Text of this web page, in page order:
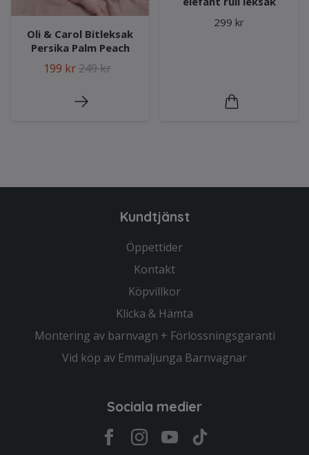
Oli & Carol Bitleksak
Persika Palm Peach
199 kr249 kr
299 kr
Kundtjänst
Öppettider
Kontakt
Köpvillkor
Klicka & Hämta
Montering av barnvagn + Förlossningsgaranti
Vid köp av Emmaljunga Barnvagnar
Sociala medier